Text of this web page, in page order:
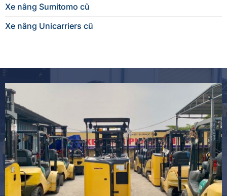
Xe nâng Sumitomo cũ
Xe nâng Unicarriers cũ